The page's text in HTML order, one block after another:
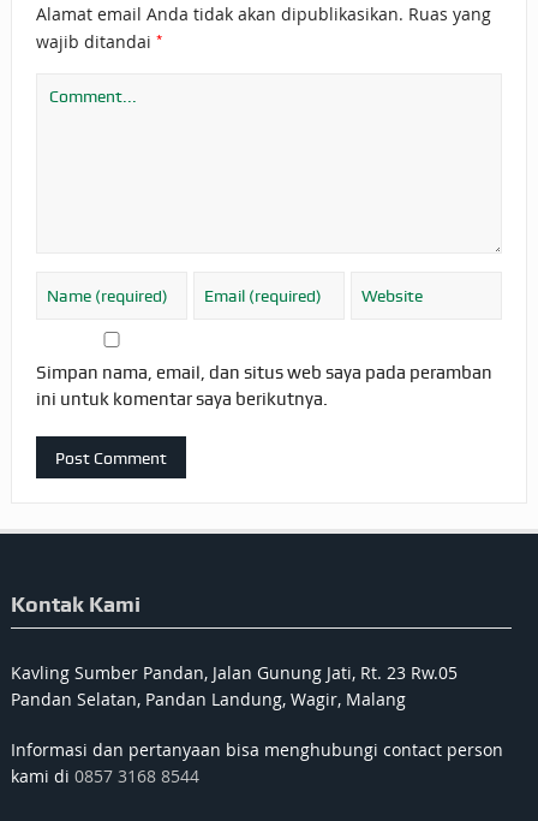
Alamat email Anda tidak akan dipublikasikan. Ruas yang
wajib ditandai *
Simpan nama, email, dan situs web saya pada peramban
ini untuk komentar saya berikutnya.
Kontak Kami
Kavling Sumber Pandan, Jalan Gunung Jati, Rt. 23 Rw.05
Pandan Selatan, Pandan Landung, Wagir, Malang
Informasi dan pertanyaan bisa menghubungi contact person
kami di 0857 3168 8544